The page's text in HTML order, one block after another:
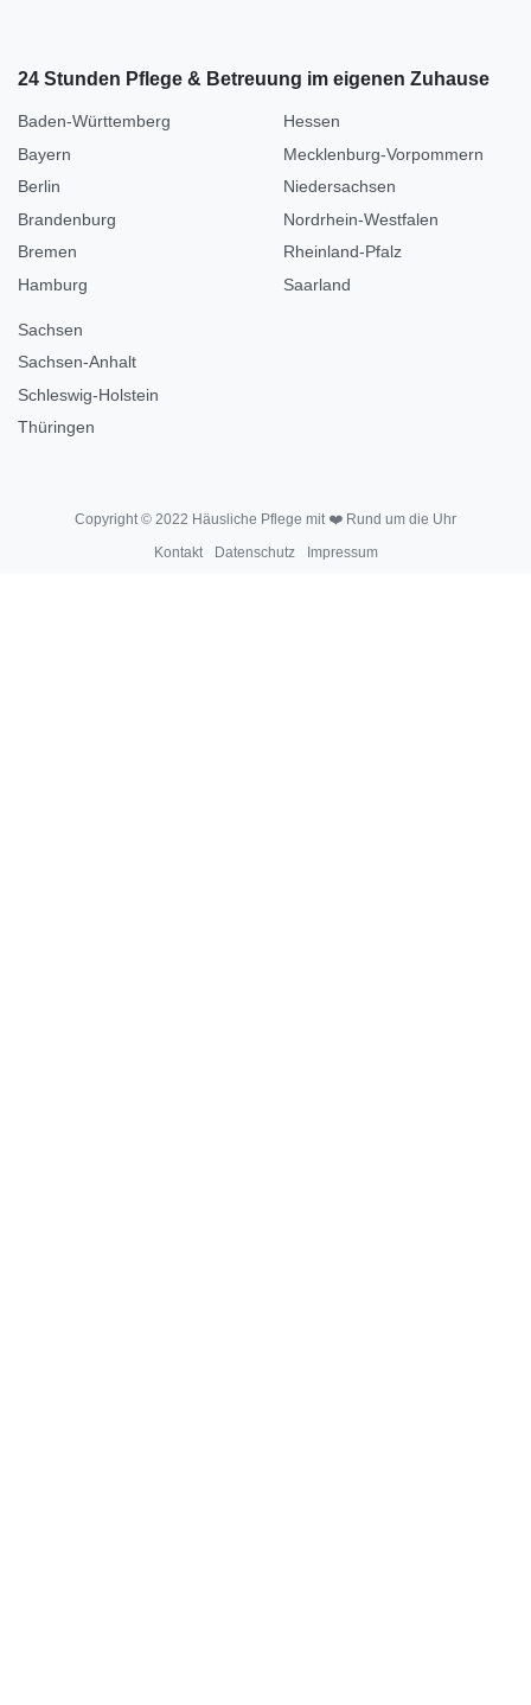
24 Stunden Pflege & Betreuung im eigenen Zuhause
Baden-Württemberg
Bayern
Berlin
Brandenburg
Bremen
Hamburg
Hessen
Mecklenburg-Vorpommern
Niedersachsen
Nordrhein-Westfalen
Rheinland-Pfalz
Saarland
Sachsen
Sachsen-Anhalt
Schleswig-Holstein
Thüringen
Copyright © 2022 Häusliche Pflege mit ❤️ Rund um die Uhr
Kontakt
Datenschutz Impressum